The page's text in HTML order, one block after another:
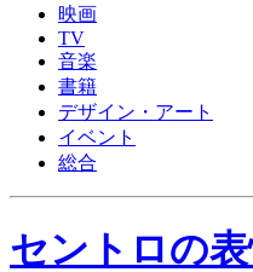
映画
TV
音楽
書籍
デザイン・アート
イベント
総合
セントロの